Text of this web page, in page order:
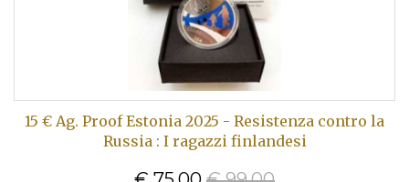
15 € Ag. Proof Estonia 2025 - Resistenza contro la
Russia : I ragazzi finlandesi